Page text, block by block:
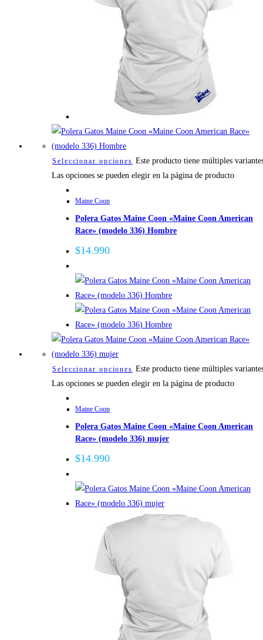
Seleccionar opciones Este producto tiene múltiples
Las opciones se pueden elegir en la página de producto
Maine Coon
Polera Gatos Maine Coon «Maine Coon American
Race» (modelo 336) Hombre
$14.990
Seleccionar opciones Este producto tiene múltiples
Las opciones se pueden elegir en la página de producto
Maine Coon
Polera Gatos Maine Coon «Maine Coon American
Race» (modelo 336) mujer
$14.990